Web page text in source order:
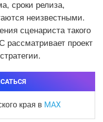
сроки релиза,
неизвестными.
сценариста такого
рассматривает проект
края в MAX